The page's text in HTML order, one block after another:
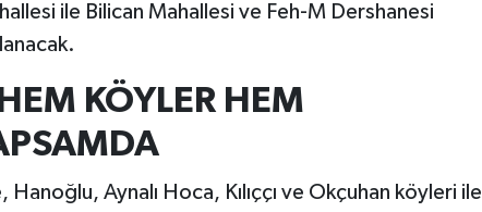
ile Bilican Mahallesi ve Feh-M Dershanesi
KÖYLER HEM
Aynalı Hoca, Kılıççı ve Okçuhan köyleri ile